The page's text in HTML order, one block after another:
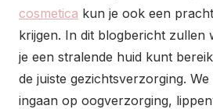
cosmetica kun je ook een
krijgen. In dit blogbericht zullen
je een stralende huid kunt
de juiste gezichtsverzorging.
ingaan op oogverzorging,